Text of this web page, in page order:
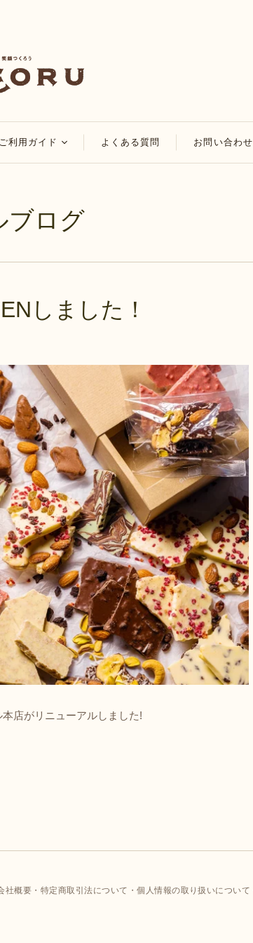
ご利用ガイド
マイページについて
送・送料について
収書・納品書の発行
について
について
費税について
よくある質問 お問い合わせ
ブログ
しました！
店がリニューアルしました!
社概要 特定商取引法について 個人情報の取り扱いについて